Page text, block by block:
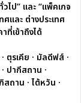
ไป” และ “แพ็คเกจ
และ ต่างประเทศ
ที่เข้าถึงได้
ตุรเคีย · มัลดีฟส์ ·
ปากีสถาน ·
ถาน · ไต้หวัน ·